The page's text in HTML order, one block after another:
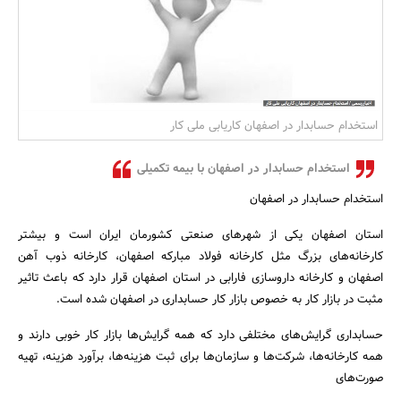
استخدام حسابدار در اصفهان کاریابی ملی کار
استخدام حسابدار در اصفهان با بیمه تکمیلی
استخدام حسابدار در اصفهان
استان اصفهان یکی از شهرهای صنعتی کشورمان ایران است و بیشتر
کارخانه‌های بزرگ مثل کارخانه فولاد مبارکه اصفهان، کارخانه ذوب آهن
اصفهان و کارخانه داروسازی فارابی در استان اصفهان قرار دارد که باعث تاثیر
مثبت در بازار کار به خصوص بازار کار حسابداری در اصفهان شده است.
حسابداری گرایش‌های مختلفی دارد که همه گرایش‌ها بازار کار خوبی دارند و
همه کارخانه‌ها، شرکت‌ها و سازمان‌ها برای ثبت هزینه‌ها، برآورد هزینه، تهیه
صورت‌های